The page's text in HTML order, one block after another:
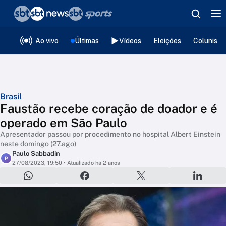
Ao vivo Últimas Vídeos Eleições
Brasil
Faustão recebe coração de doador e é
operado em São Paulo
Apresentador passou por procedimento no hospital Albert Einstein
neste domingo (27.ago)
P
Paulo Sabbadin
27/08/2023, 19:50 • Atualizado há 2 anos
❮voltar
Editorias